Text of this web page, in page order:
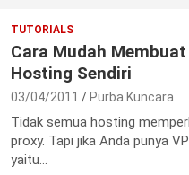
TUTORIALS
Cara Mudah
Hosting Sendiri
03/04/2011 Purba Kuncara
Tidak semua hosting
proxy. Tapi jika Anda punya
yaitu…